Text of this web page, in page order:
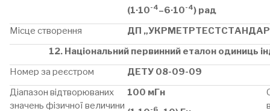
(1·10-4–6·10-4) рад
Місце створення
ДП
12. Національний первинний еталон одиниць
Номер за реєстром
ДЕТУ 08-09-09
Діапазон відтворюваних
значень фізичної величини
100 мГн